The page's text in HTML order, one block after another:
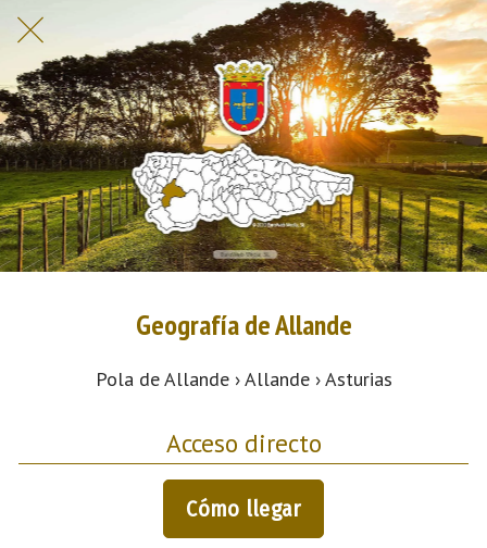
Geografía de Allande
Pola de Allande › Allande › Asturias
Acceso directo
Cómo llegar